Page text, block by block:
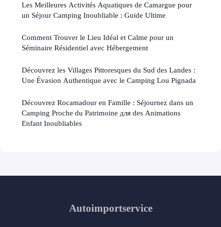
Les Meilleures Activités Aquatiques de Camargue pour
un Séjour Camping Inoubliable : Guide Ultime
Comment Trouver le Lieu Idéal et Calme pour un
Séminaire Résidentiel avec Hébergement
Découvrez les Villages Pittoresques du Sud des Landes :
Une Évasion Authentique avec le Camping Lou Pignada
Découvrez Rocamadour en Famille : Séjournez dans un
Camping Proche du Patrimoine для des Animations
Enfant Inoubliables
Autoimportservice